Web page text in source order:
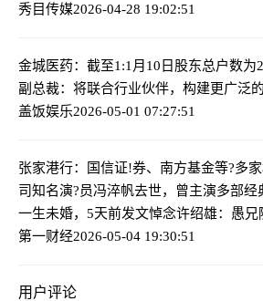
秀目传媒2026-04-28 19:02:51
金城医药：截至1:1月10日股东总户数为
副总裁：将联合行业伙伴，构建更广泛
盖饭娱乐2026-05-01 07:27:51
张家港行：国信证!券、南方基金等?多
司知名演?员冯淬帆去世，曾主演多部经
一生未婚，5天前发文悼念许绍雄：愚兄
第一财经2026-05-04 19:30:51
用户评论